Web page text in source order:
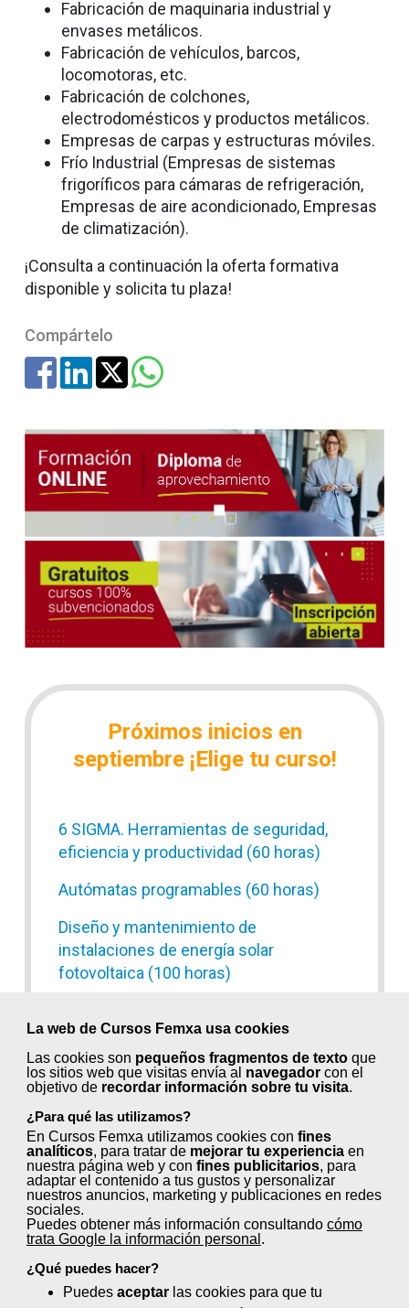
La web de Cursos Femxa usa cookies
Las cookies son pequeños fragmentos de textoque
los sitios web que visitas envía al navegadorcon el
objetivo de recordar información sobre tu visita.
¿Para qué las utilizamos?
En Cursos Femxa utilizamos cookies con fines
analíticos, para tratar de mejorar tu experienciaen
nuestra página web y con fines publicitarios, para
adaptar el contenido a tus gustos y personalizar
nuestros anuncios, marketing y publicaciones en redes
sociales.
Puedes obtener más información consultando cómo
trata Google la información personal .
¿Qué puedes hacer?
Puedes aceptarlas cookies para que tu
Fabricación de maquinaria industrial y
envases metálicos.
Fabricación de vehículos, barcos,
locomotoras, etc.
Fabricación de colchones,
electrodomésticos y productos metálicos.
Empresas de carpas y estructuras móviles.
Frío Industrial (Empresas de sistemas
frigoríficos para cámaras de refrigeración,
Empresas de aire acondicionado, Empresas
de climatización).
¡Consulta a continuación la oferta formativa
disponible y solicita tu plaza!
Compártelo
Próximos inicios en
septiembre ¡Elige tu curso!
6 SIGMA. Herramientas de seguridad,
eficiencia y productividad (60 horas)
Autómatas programables (60 horas)
Diseño y mantenimiento de
instalaciones de energía solar
fotovoltaica (100 horas)
máquinas (60 horas)
Energías renovables: Especialidad
biomasa (70 horas)
Fundamentos de robótica (50 horas)
Gestión avanzada del mantenimiento de
la empresa (60 horas)
Gestión logística (150 horas)
Ingeniería de calidad (210 horas)
Instalación de climatización (130 horas)